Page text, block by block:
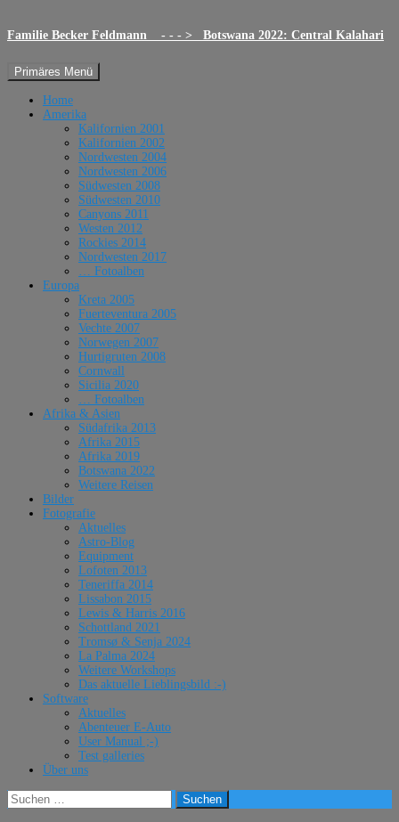
Familie Becker Feldmann - - - > Botswana 2022: Central Kalahari
Suchen
Primäres Menü Zum
Inhalt
Home
Amerika
Kalifornien 2001
Kalifornien 2002
Nordwesten 2004
Nordwesten 2006
Südwesten 2008
Südwesten 2010
Canyons 2011
Westen 2012
Rockies 2014
Nordwesten 2017
… Fotoalben
Europa
Kreta 2005
Fuerteventura 2005
Vechte 2007
Norwegen 2007
Hurtigruten 2008
Cornwall
Sicilia 2020
… Fotoalben
Afrika & Asien
Südafrika 2013
Afrika 2015
Afrika 2019
Botswana 2022
Weitere Reisen
Bilder
Fotografie
Aktuelles
Astro-Blog
Equipment
Lofoten 2013
Teneriffa 2014
Lissabon 2015
Lewis & Harris 2016
Schottland 2021
Tromsø & Senja 2024
La Palma 2024
Weitere Workshops
Das aktuelle Lieblingsbild :-)
Software
Aktuelles
Abenteuer E-Auto
User Manual ;-)
Test galleries
Über uns
Suchen
nach: